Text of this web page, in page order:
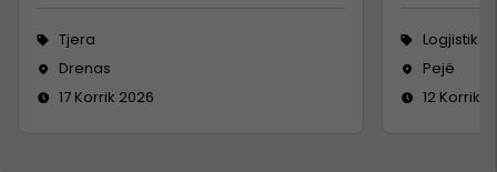
Tjera
Drenas
17 Korrik 2026
Logjistikë
Pejë
12 Korrik